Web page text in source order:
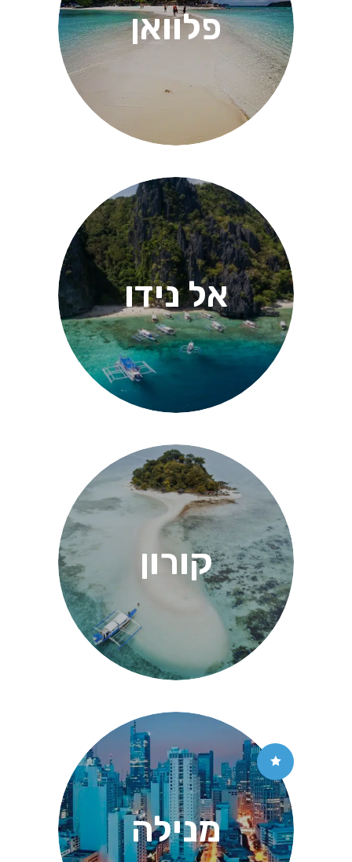
פלוואן
אל נידו
קורון
מנילה